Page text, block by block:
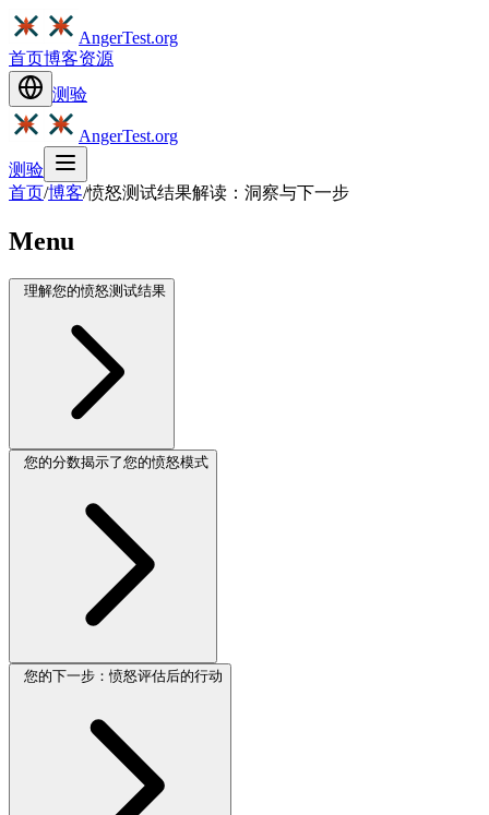
AngerTest.org
首页博客资源
测验
AngerTest.org
测验
首页/博客/愤怒测试结果解读：洞察与下一步
Menu
理解您的愤怒测试结果
您的分数揭示了您的愤怒模式
您的下一步：愤怒评估后的行动